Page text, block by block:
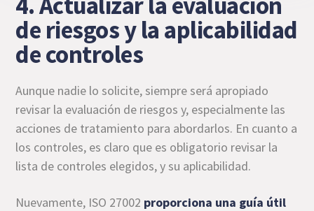
de riesgos y la aplicabilidad
de controles
Aunque nadie lo solicite, siempre será apropiado
revisar la evaluación de riesgos y, especialmente las
acciones de tratamiento para abordarlos. En cuanto a
los controles, es claro que es obligatorio revisar la
lista de controles elegidos, y su aplicabilidad.
Nuevamente, ISO 27002 proporciona una guía útil